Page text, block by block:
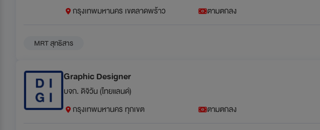
กรุงเทพมหานคร เขตลาดพร้าว ตามตกลง
MRT สุทธิสาร
Graphic Designer
บจก. ดิจิวัน (ไทยแลนด์)
กรุงเทพมหานคร ทุกเขต ตามตกลง